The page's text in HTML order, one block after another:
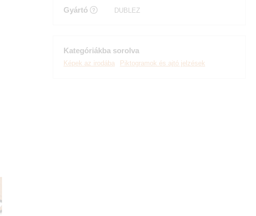
Gyártó DUBLEZ
Kategóriákba sorolva
Képek az irodába Piktogramok és ajtó jelzések